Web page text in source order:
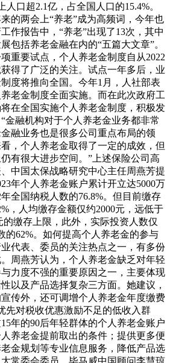
人口超2.1亿，占全国人口的15.4%。
的两会上“养老”成为高频词，今年也
作报告中，“养老”出现了13次，其中
包括养老金融在内的“五篇大文章”。
重要试点，个人养老金制度自从2022
得了广泛的关注。试点一年多后，业
度将推向全国。今年1月，人社部表
老金制度全面实施。而在此次政府工
在全国实施个人养老金制度，积极发
金融机构对于个人养老金业务都非常
融业务也是很多公司重点布局的领
，个人养老金取得了一定的成效，但
有很大进步空间。”上述保险公司高
中国太保战略研究中心主任周燕芳提
年个人养老金账户累计开立达5000万
全国纳税人数的76.8%。但目前缴存
，人均缴存金额仅约2000元，远低于
的缴存上限，此外，实际投资人数仅
的62%。如何提高个人养老金的参与
代表、委员的关注热点之一，有多份
周燕芳认为，个人养老金缺乏对年轻
力度不强的重要原因之一，主要体现
以及产品选择复杂三方面。她建议，
传外，还可调增个人养老金年度缴费
先对税收优惠激励不足的低收入群
年的90后年轻群体的个人养老金账户
养老金提前取出的条件；提供更多便
金规划等专业信息服务，降低产品选
常委会委员、毕马威中国顾问李慧琼